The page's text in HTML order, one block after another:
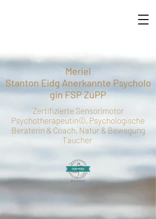
Meriel
StantonEidg AnerkanntePsycholo
gin FSP ZüPP
Zertifizierte Sensorimotor
Psychotherapeutin©, Psychologische
Beraterin & Coach, Natur & Bewegung
Taucher